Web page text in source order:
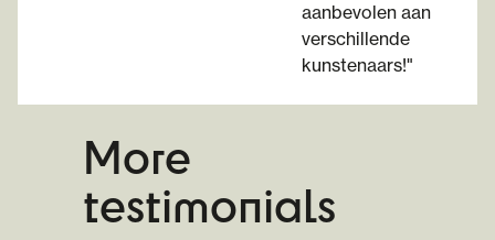
aanbevolen aan
verschillende
kunstenaars!"
More
testimonials